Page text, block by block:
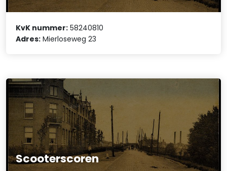
KvK nummer: 58240810
Adres: Mierloseweg 23
Scooterscoren